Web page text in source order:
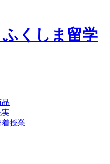
品
実
授業